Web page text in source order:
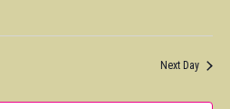
Next Day